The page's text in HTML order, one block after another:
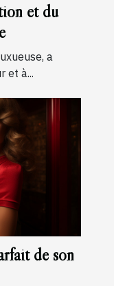
et du
a
et à...
de son